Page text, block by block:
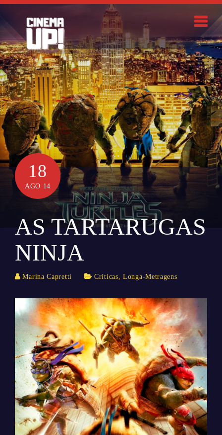
Skip
content
Search
18
AGO 14
AS TARTARUGAS
NINJA
Marina Capretti Críticas,Longa-Metragens